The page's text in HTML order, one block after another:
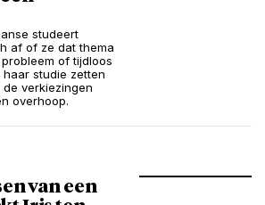
studeert
af of ze dat thema
of tijdloos
studie zetten
verkiezingen
overhoop.
van een